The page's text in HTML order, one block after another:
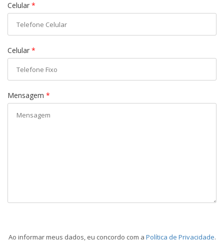
Celular *
Celular *
Mensagem *
Ao informar meus dados, eu concordo com a Política de Privacidade.